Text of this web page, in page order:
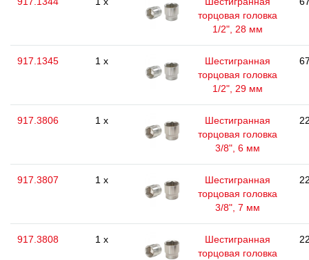
торцовая головка
1/2", 28 мм
917.1345 1 x
Шестигранная
торцовая головка
1/2", 29 мм
917.3806 1 x
Шестигранная
торцовая головка
3/8", 6 мм
917.3807 1 x
Шестигранная
торцовая головка
3/8", 7 мм
917.3808 1 x
Шестигранная
торцовая головка